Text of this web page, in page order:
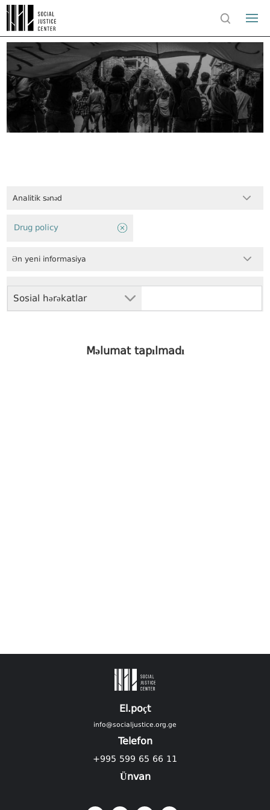
Analitik sənəd
Sosial hərəkatlar
Drug policy
Ən yeni informasiya
Məlumat tapılmadı
El.poçt
info@socialjustice.org.ge
Telefon
+995 599 65 66 11
Ünvan